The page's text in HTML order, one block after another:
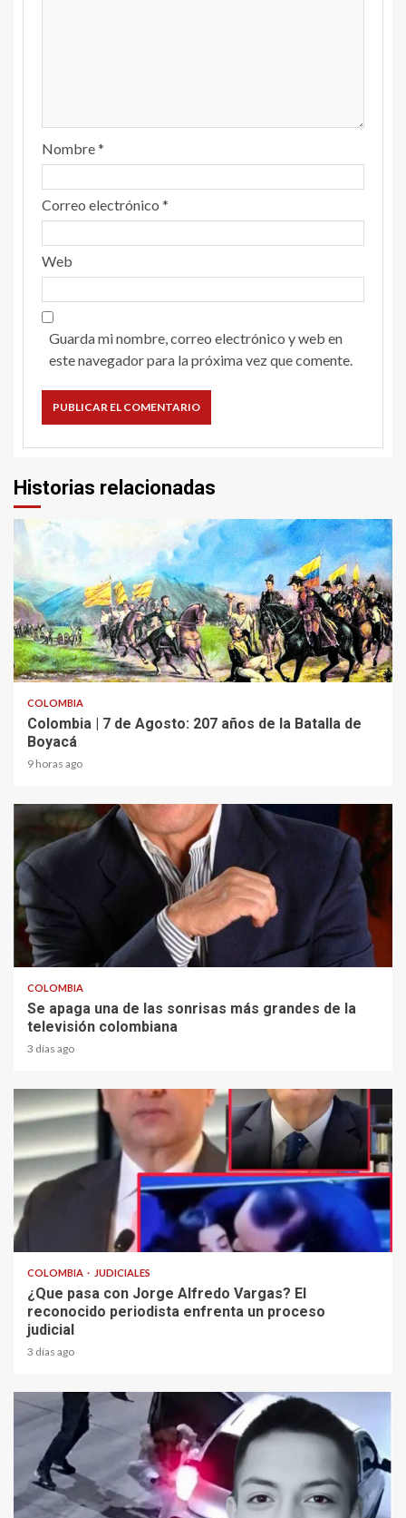
Nombre*
Correo electrónico *
Web
Guarda mi nombre, correo electrónico y web en
este navegador para la próxima vez que comente.
Historias relacionadas
2 min read
COLOMBIA
Colombia | 7 de Agosto: 207 años de la Batalla de
Boyacá
9 horas ago
1 min read
COLOMBIA
Se apaga una de las sonrisas más grandes de la
televisión colombiana
3 días ago
COLOMBIA JUDICIALES
¿Que pasa con Jorge Alfredo Vargas? El
reconocido periodista enfrenta un proceso
judicial
3 días ago